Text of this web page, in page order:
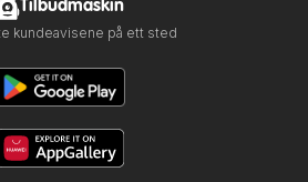
Tilbudmaskin
kundeavisene på ett sted